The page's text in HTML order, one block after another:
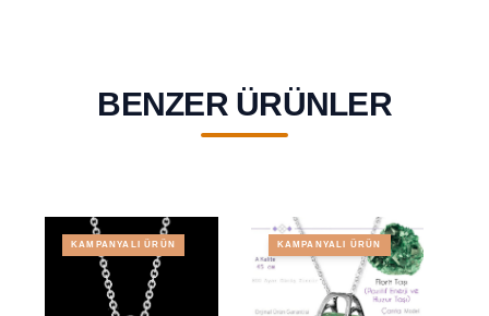
BENZER ÜRÜNLER
KAMPANYALI ÜRÜN KAMPANYALI ÜRÜN